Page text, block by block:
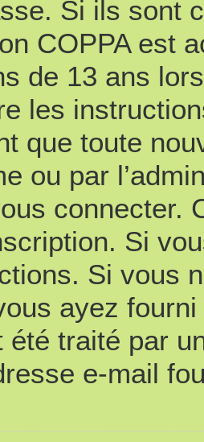
Si ils sont
COPPA est
de 13 ans
les
que toute
ou par
connecter.
Si
Si vous
ayez
été traité par
e-mail